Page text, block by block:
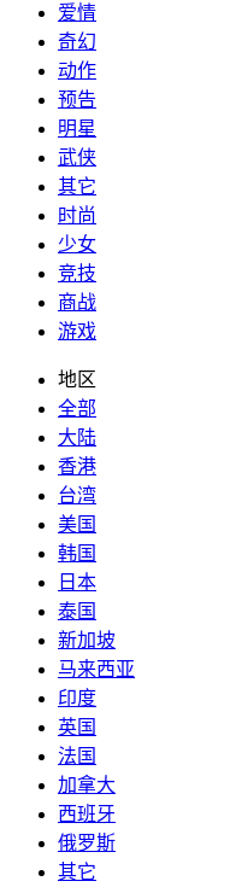
爱情
奇幻
动作
预告
明星
武侠
其它
时尚
少女
竞技
商战
游戏
地区
全部
大陆
香港
台湾
美国
韩国
日本
泰国
新加坡
马来西亚
印度
英国
法国
加拿大
西班牙
俄罗斯
其它